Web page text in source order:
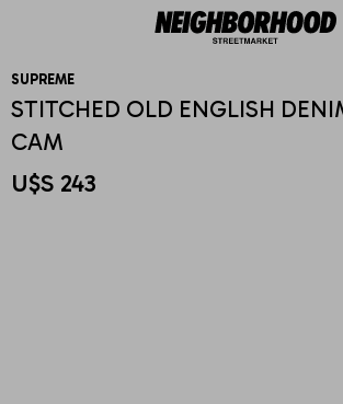
SUPREME
STITCHED OLD ENGLISH
CAM
U$S 243